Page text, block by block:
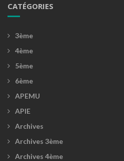
CATÉGORIES
3ème
4ème
5ème
6ème
APEMU
APIE
Archives
Archives 3ème
Archives 4ème